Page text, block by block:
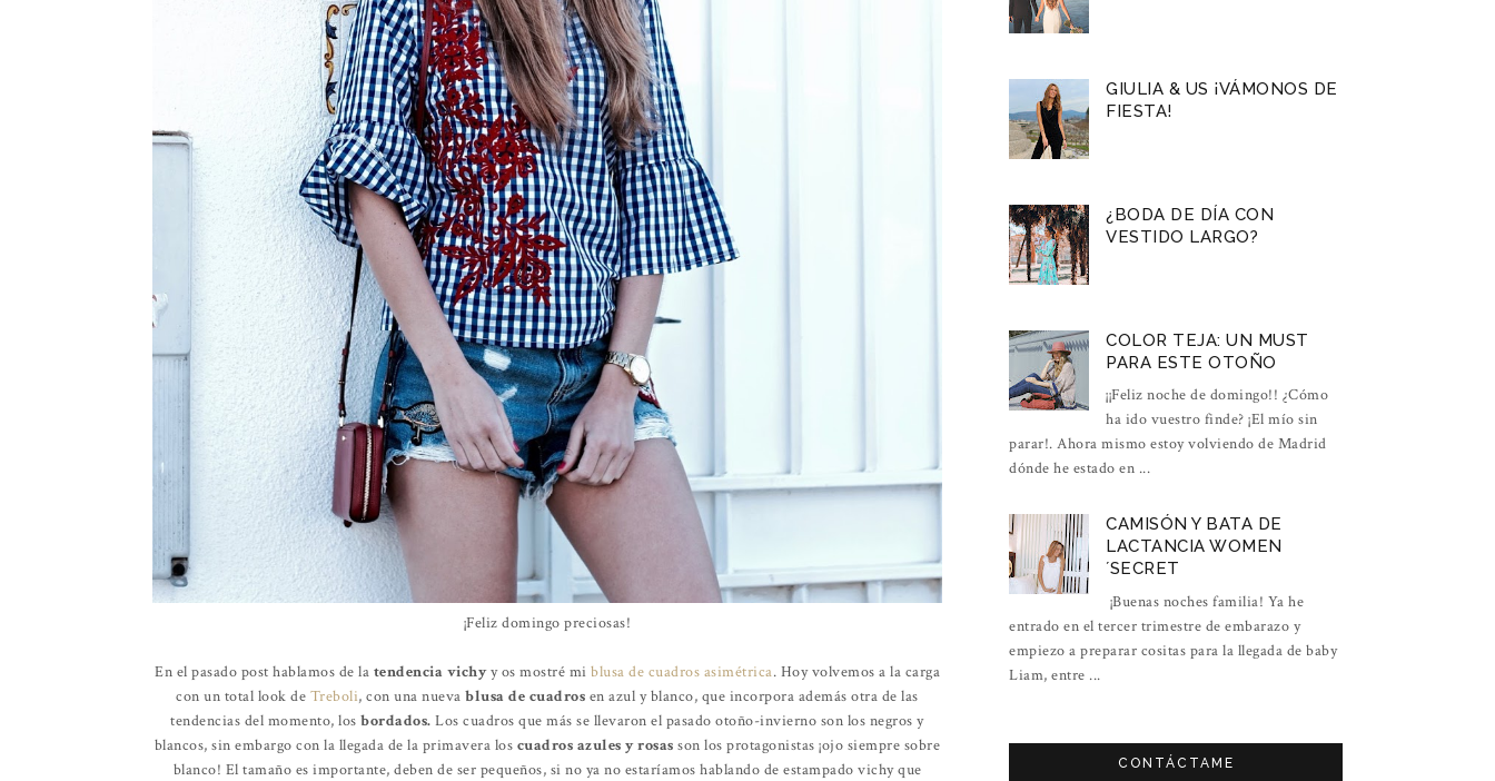
¡Feliz domingo preciosas!
En el pasado post hablamos de la tendencia vichyy os mostré mi blusa de cuadros asimétrica. Hoy volvemos a la carga
con un total look de Treboli, con una nuevablusa de cuadros en azul y blanco, que incorpora además otra de las
tendencias del momento, losbordados.Los cuadros que más se llevaron el pasado otoño-invierno son los negros y
blancos, sin embargo con la llegada de la primavera los cuadros azules y rosas son los protagonistas ¡ojo siempre sobre
blanco! El tamaño es importante, deben de ser pequeños, si no ya no estaríamos hablando de estampado vichy que
GIULIA & US ¡VÁMONOS DE
FIESTA!
¿BODA DE DÍA CON
VESTIDO LARGO?
COLOR TEJA: UN MUST
PARA ESTE OTOÑO
¡¡Feliz noche de domingo!! ¿Cómo
ha ido vuestro finde? ¡El mío sin
parar!. Ahora mismo estoy volviendo de Madrid
dónde he estado en ...
CAMISÓN Y BATA DE
LACTANCIA WOMEN
´SECRET
¡Buenas noches familia! Ya he
entrado en el tercer trimestre de embarazo y
empiezo a preparar cositas para la llegada de baby
Liam, entre ...
CONTÁCTAME